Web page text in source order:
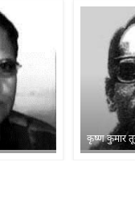
कृष्ण कुमार